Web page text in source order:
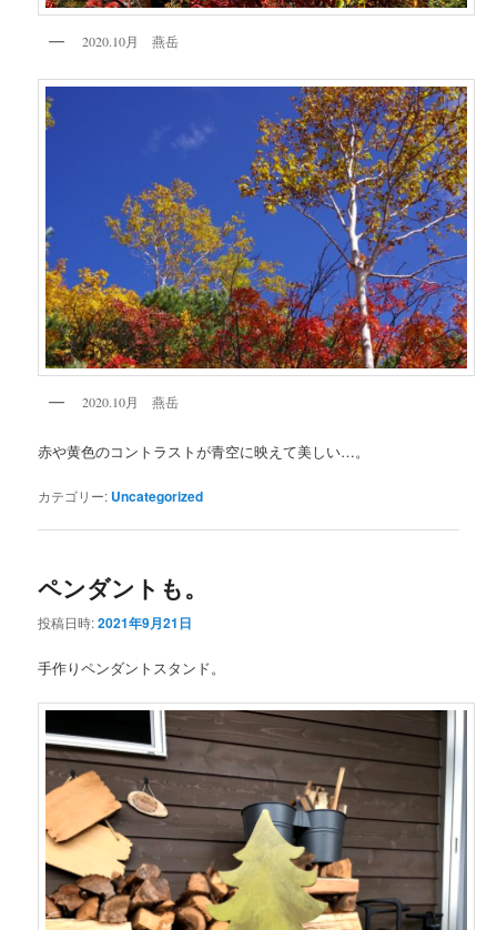
2020.10月 燕岳
2020.10月 燕岳
赤や黄色のコントラストが青空に映えて美しい…。
カテゴリー: Uncategorized
ペンダントも。
投稿日時:2021年9月21日
手作りペンダントスタンド。